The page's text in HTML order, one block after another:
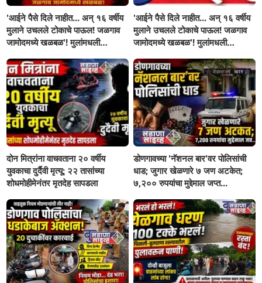
'आईने पैसे दिले नाहीत... अन् १६ वर्षीय
मुलाने उचलले टोकाचे पाऊल! जळगाव
जामोदमध्ये खळबळ'! मुलांमधली
'आईने पैसे दिले नाहीत... अन् १६ वर्षीय
मुलाने उचलले टोकाचे पाऊल! जळगाव
जामोदमध्ये खळबळ'! मुलांमधली
दोन मित्रांना वाचवताना २० वर्षीय
युवकाचा दुर्दैवी मृत्यू; २२ तासांच्या
शोधमोहीमेनंतर मृतदेह सापडला
डोणगावच्या 'नॅशनल बार'वर पोलिसांची
धाड; जुगार खेळणारे ७ जण अटकेत;
७,२०० रुपयांचा मुद्देमाल जप्त...